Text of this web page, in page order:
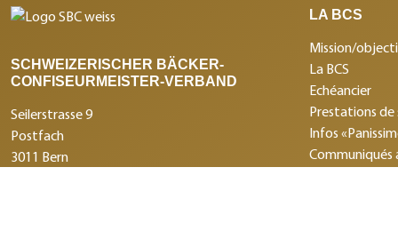
SCHWEIZERISCHER BÄCKER-
CONFISEURMEISTER-VERBAND
Seilerstrasse 9
Postfach
3011 Bern
LA BCS
Mission/
La BCS
Echéancier
Prestations de
Infos
Communiqués